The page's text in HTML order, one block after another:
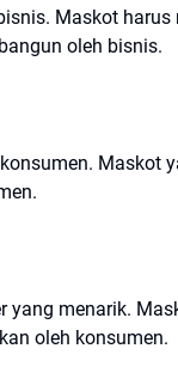
Maskot harus
oleh bisnis.
Maskot
menarik.
oleh konsumen.